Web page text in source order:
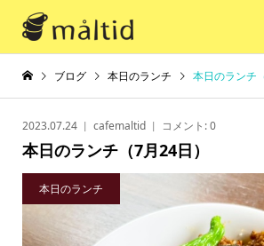
ブログ 本日のランチ 本日のランチ
2023.07.24 cafemaltid コメント:0
本日のランチ（7月24日）
本日のランチ